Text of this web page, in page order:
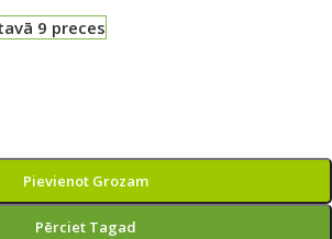
9 preces
Pievienot Grozam
Pērciet Tagad